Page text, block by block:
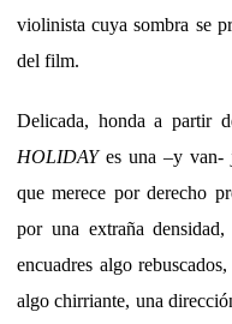
violinista cuya sombra se
del film.
Delicada, honda a partir
HOLIDAYes una –y van-
que merece por derecho
por una extraña
encuadres algo
algo chirriante, una